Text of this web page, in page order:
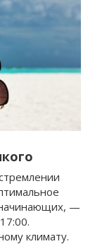
—
климату.